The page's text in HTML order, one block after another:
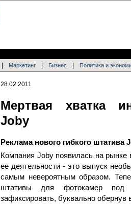
Маркетинг Бизнес Политика и
28.02.2011
Мертвая хватка
Joby
Реклама нового гибкого штатива
Компания Joby появилась на рынке
ее деятельности - это выпуск
самым невероятным образом.
штативы для фотокамер под
зафиксировать, буквально обернув